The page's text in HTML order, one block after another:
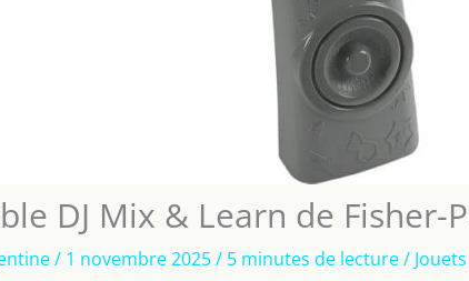
DJ Mix & Learn de Fisher-
/ 1 novembre 2025/ 5 minutes de lecture/